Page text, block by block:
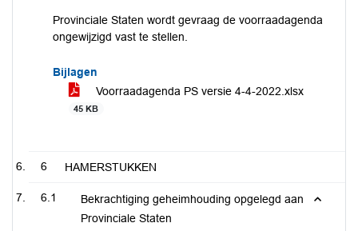
Provinciale Staten wordt gevraag de voorraadagenda
ongewijzigd vast te stellen.
Bijlagen
Voorraadagenda PS versie 4-4-2022.xlsx
45 KB
6 HAMERSTUKKEN
6.1
Bekrachtiging geheimhouding opgelegd aan
Provinciale Staten